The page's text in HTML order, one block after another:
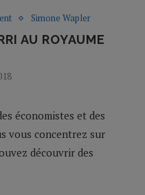
Simone Wapler
AU ROYAUME
économistes et des
vous concentrez sur
découvrir des